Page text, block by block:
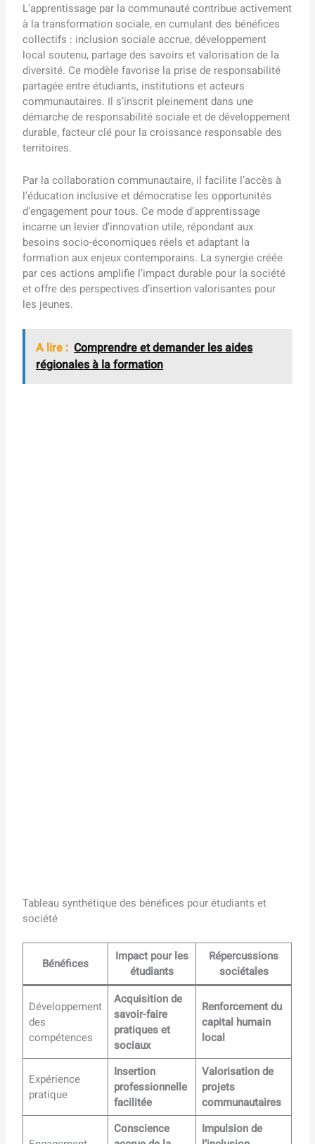
L’apprentissage par la communauté contribue activement
à la transformation sociale, en cumulant des bénéfices
collectifs : inclusion sociale accrue, développement
local soutenu, partage des savoirs et valorisation de la
diversité. Ce modèle favorise la prise de responsabilité
partagée entre étudiants, institutions et acteurs
communautaires. Il s’inscrit pleinement dans une
démarche de responsabilité sociale et de développement
durable, facteur clé pour la croissance responsable des
territoires.
Par la collaboration communautaire, il facilite l’accès à
l’éducation inclusive et démocratise les opportunités
d’engagement pour tous. Ce mode d’apprentissage
incarne un levier d’innovation utile, répondant aux
besoins socio-économiques réels et adaptant la
formation aux enjeux contemporains. La synergie créée
par ces actions amplifie l’impact durable pour la société
et offre des perspectives d’insertion valorisantes pour
les jeunes.
A lire : Comprendre et demander les aides
régionales à la formation
Tableau synthétique des bénéfices pour étudiants et
société
Bénéfices
Impact pour les
étudiants
Répercussions
sociétales
Développement
des
compétences
Acquisition de
savoir-faire
pratiques et
sociaux
Renforcement du
capital humain
local
Expérience
pratique
Insertion
professionnelle
facilitée
Valorisation de
projets
communautaires
Conscience
Impulsion de